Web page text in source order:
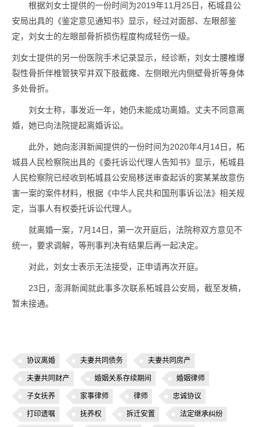
根据刘女士提供的一份时间为2019年11月25日，柘城县公
安局出具的《鉴定意见通知书》显示，经过对面部、左眼部鉴
定，刘女士的左眼部骨折损伤程度构成轻伤一级。
刘女士提供的另一份医院手术记录显示，经诊断，刘女士腰椎爆
裂性骨折伴椎管狭窄并双下肢截瘫、左侧眼光内侧壁骨折等身体
多处骨折。
刘女士称，事发近一年，她仍未能成功离婚。丈夫不同意离
婚，她已向法院提起离婚诉讼。
此外，她向澎湃新闻提供的一份时间为2020年4月14日，柘
城县人民检察院出具的《委托诉讼代理人告知书》显示，柘城县
人民检察院已经收到柘城县公安局移送审查起诉的窦某某故意伤
害一案的案件材料，根据《中华人民共和国刑事诉讼法》相关规
定，当事人有权委托诉讼代理人。
就离婚一案，7月14日，第一次开庭后，法院称双方意见不
统一，要求调解，等刑事判决有结果后再一起决定。
对此，刘女士表示无法接受，正申请再次开庭。
23日，澎湃新闻就此事多次联系柘城县公安局，截至发稿，
暂未接通。
协议离婚 夫妻共同债务 夫妻共同房产
夫妻共同财产 婚姻关系存续期间 婚姻律师
子女抚养 家事律师 律师 忠诚协议
打印遗嘱 抚养权 拆迁安置 法定继承纠纷